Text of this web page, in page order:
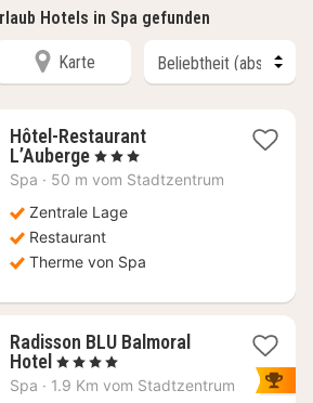
Hotels in Spa gefunden
Karte
Hôtel-Restaurant
L’Auberge1
Nacht
108
€
, 3 Sterne
Spa · 50 m vom Stadtzentrum
Zentrale Lage
Restaurant
Therme von Spa
Radisson BLU Balmoral
Hotel 1
Nacht
, 4 Sterne
Spa · 1.9 Km vom Stadtzentrum